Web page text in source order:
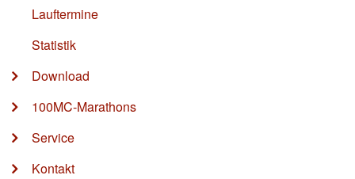
Lauftermine
Statistik
Download
100MC-Marathons
Service
Kontakt